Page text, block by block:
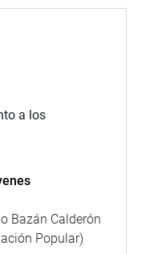
a los
Bazán Calderón
Popular)